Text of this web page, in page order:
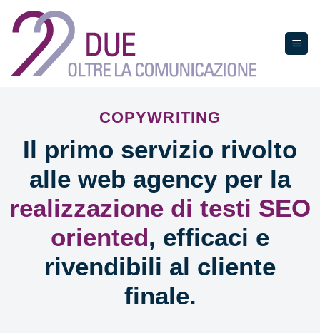
Salta
contenuti
COPYWRITING
Il primo servizio rivolto
alle web agency per la
realizzazione di testi SEO
oriented, efficaci e
rivendibili al cliente
finale.